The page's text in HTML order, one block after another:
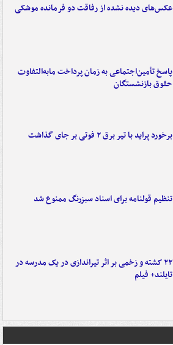
عکس‌های دیده نشده از رفاقت دو فرمانده‌ موشکی
پاسخ تأمین‌اجتماعی به زمان پرداخت مابه‌التفاوت
حقوق بازنشستگان
برخورد پراید با تیر برق ۲ فوتی بر جای گذاشت
تنظیم قولنامه برای اسناد سبزرنگ ممنوع شد
۲۲ کشته و زخمی بر اثر تیراندازی در یک مدرسه در
تایلند+ فیلم